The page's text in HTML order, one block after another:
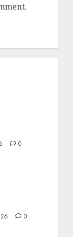
0
0